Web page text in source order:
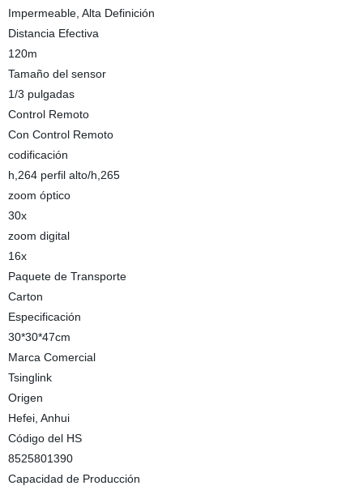
Impermeable, Alta Definición
Distancia Efectiva
120m
Tamaño del sensor
1/3 pulgadas
Control Remoto
Con Control Remoto
codificación
h,264 perfil alto/h,265
zoom óptico
30x
zoom digital
16x
Paquete de Transporte
Carton
Especificación
30*30*47cm
Marca Comercial
Tsinglink
Origen
Hefei, Anhui
Código del HS
8525801390
Capacidad de Producción